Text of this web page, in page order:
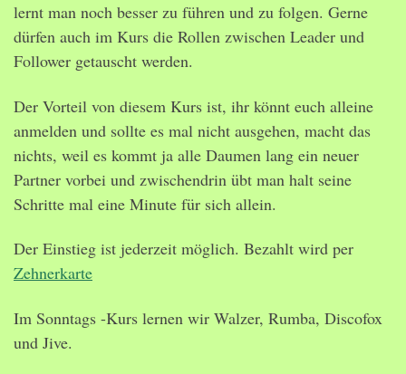
lernt man noch besser zu führen und zu folgen. Gerne
dürfen auch im Kurs die Rollen zwischen Leader und
Follower getauscht werden.
Der Vorteil von diesem Kurs ist, ihr könnt euch alleine
anmelden und sollte es mal nicht ausgehen, macht das
nichts, weil es kommt ja alle Daumen lang ein neuer
Partner vorbei und zwischendrin übt man halt seine
Schritte mal eine Minute für sich allein.
Der Einstieg ist jederzeit möglich. Bezahlt wird per
Zehnerkarte
Im Sonntags -Kurs lernen wir Walzer, Rumba, Discofox
und Jive.